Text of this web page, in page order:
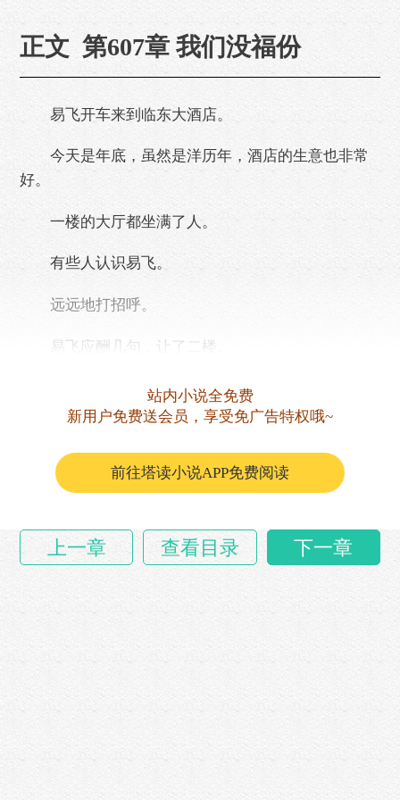
正文 第607章 我们没福份
易飞开车来到临东大酒店。
今天是年底，虽然是洋历年，酒店的生意也非常
好。
一楼的大厅都坐满了人。
有些人认识易飞。
远远地打招呼。
易飞应酬几句，让了二楼。
他刚走到202包间门口，就听到赵奶奶的抱怨声。
虽然听不清。
易飞也知道，无外乎嫌赵总和姑姑不回家什么
的……
站内小说全免费
新用户免费送会员，享受免广告特权哦~
前往塔读小说APP免费阅读
上一章 查看目录 下一章